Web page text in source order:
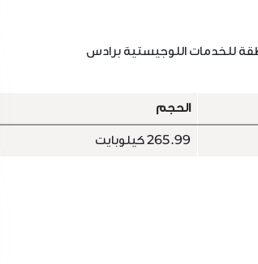
للخدمات اللوجيستية برادس
الحجم
265.99 كيلوبايت